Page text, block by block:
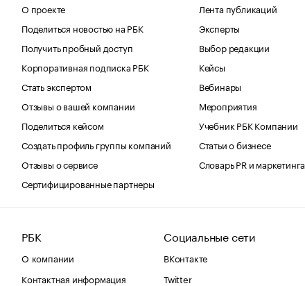
О проекте
Поделиться новостью на РБК
Получить пробный доступ
Корпоративная подписка РБК
Стать экспертом
Отзывы о вашей компании
Поделиться кейсом
Создать профиль группы компаний
Отзывы о сервисе
Сертифицированные партнеры
Лента публикаций
Эксперты
Выбор редакции
Кейсы
Вебинары
Мероприятия
Учебник РБК Компании
Статьи о бизнесе
Словарь PR и маркетинга
РБК
О компании
Контактная информация
Социальные сети
ВКонтакте
Twitter